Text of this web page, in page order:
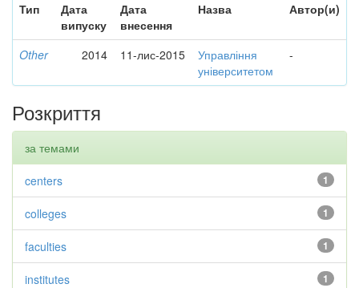
Тип
Дата
випуску
Дата
внесення
Назва Автор(и)
Other 2014 11-лис-2015
Управління
університетом
-
Розкриття
за темами
1
centers
1
colleges
1
faculties
1
institutes